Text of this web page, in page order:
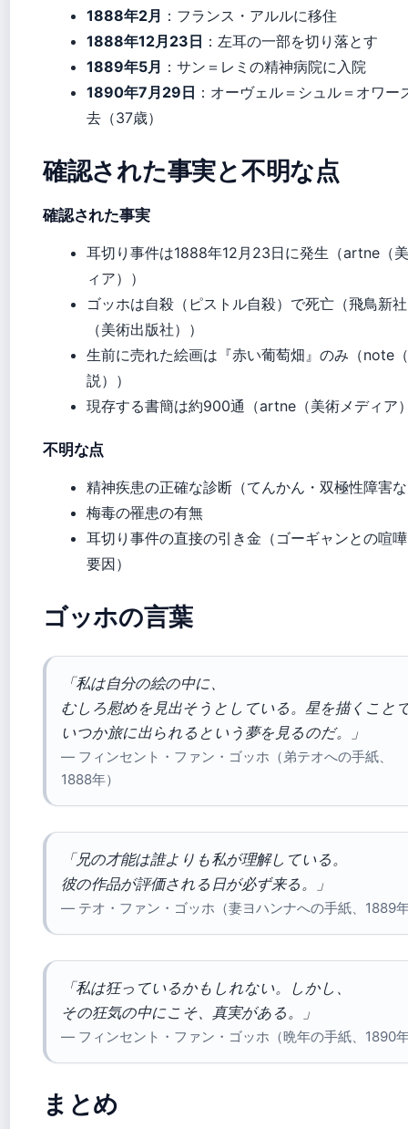
1888年2月 ：フランス・アルルに移住
1888年12月23日 ：左耳の一部を切り落とす
1889年5月 ：サン＝レミの精神病院に入院
1890年7月29日 ：オーヴェル＝シュル＝オワー
去（37歳）
確認された事実と不明な点
確認された事実
耳切り事件は1888年12月23日に発生（artne（
ィア））
ゴッホは自殺（ピストル自殺）で死亡（飛鳥新
（美術出版社））
生前に売れた絵画は『赤い葡萄畑』のみ（note
説））
現存する書簡は約900通（artne（美術メディア
不明な点
精神疾患の正確な診断（てんかん・双極性障害
梅毒の罹患の有無
耳切り事件の直接の引き金（ゴーギャンとの喧
要因）
ゴッホの言葉
「私は自分の絵の中に、
むしろ慰めを見出そうとしている。星を描くこと
いつか旅に出られるという夢を見るのだ。」
— フィンセント・ファン・ゴッホ（弟テオへの手紙、
1888年）
「兄の才能は誰よりも私が理解している。
彼の作品が評価される日が必ず来る。」
— テオ・ファン・ゴッホ（妻ヨハンナへの手紙、1889
「私は狂っているかもしれない。しかし、
その狂気の中にこそ、真実がある。」
— フィンセント・ファン・ゴッホ（晩年の手紙、1890
まとめ